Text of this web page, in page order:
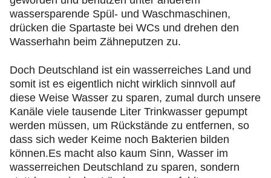
wassersparende Spül- und Waschmaschinen,
drücken die Spartaste bei WCs und drehen den
Wasserhahn beim Zähneputzen zu.
Doch Deutschland ist ein wasserreiches Land und
somit ist es eigentlich nicht wirklich sinnvoll auf
diese Weise Wasser zu sparen, zumal durch unsere
Kanäle viele tausende Liter Trinkwasser gepumpt
werden müssen, um Rückstände zu entfernen, so
dass sich weder Keime noch Bakterien bilden
können.Es macht also kaum Sinn, Wasser im
wasserreichen Deutschland zu sparen, sondern